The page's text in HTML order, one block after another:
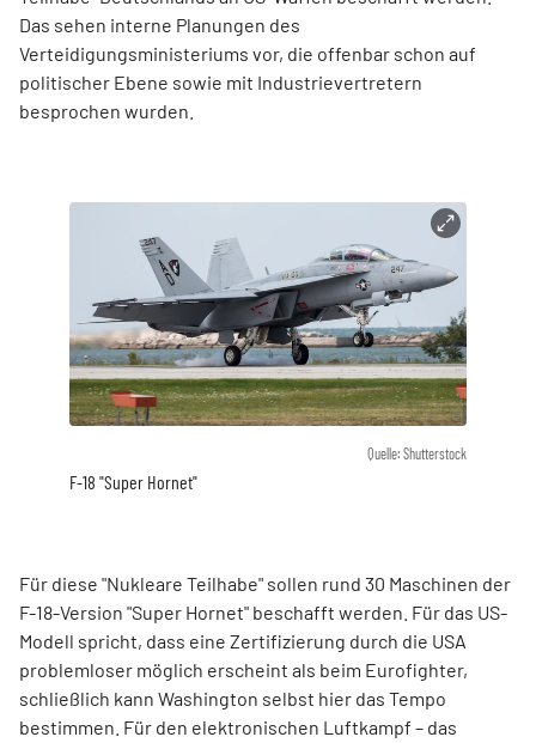
Das sehen interne Planungen des
Verteidigungsministeriums vor, die offenbar schon auf
politischer Ebene sowie mit Industrievertretern
besprochen wurden.
Quelle: Shutterstock
F-18 "Super Hornet"
Für diese "Nukleare Teilhabe" sollen rund 30 Maschinen der
F-18-Version "Super Hornet" beschafft werden. Für das US-
Modell spricht, dass eine Zertifizierung durch die USA
problemloser möglich erscheint als beim Eurofighter,
schließlich kann Washington selbst hier das Tempo
bestimmen. Für den elektronischen Luftkampf – das